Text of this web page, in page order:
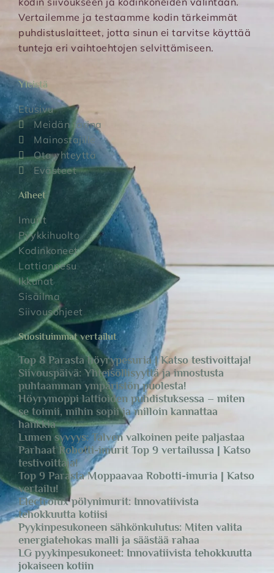
Vertailemme ja testaamme kodin tärkeimmät
puhdistuslaitteet, jotta sinun ei tarvitse käyttää
tunteja eri vaihtoehtojen selvittämiseen.
Yleistä
Etusivu
Meidän tarina
Mainostajille
Ota yhteyttä
Evästeet
Aiheet
Imurit
Pyykkihuolto
Kodinkoneet
Lattianpesu
Ikkunat
Sisäilma
Siivousohjeet
Suosituimmat vertailut
Top 8 Parasta höyrypesuria | Katso testivoittaja!
Siivouspäivä: Yhteisöllisyyttä ja innostusta
puhtaamman ympäristön puolesta!
Höyrymoppi lattioiden puhdistuksessa – miten
se toimii, mihin sopii ja milloin kannattaa
hankkia
Lumen syvyys: Talven valkoinen peite paljastaa
Parhaat Robotti-imurit Top 9 vertailussa | Katso
testivoittaja!
Top 9 Parasta Moppaavaa Robotti-imuria | Katso
vertailu!
Electrolux pölynimurit: Innovatiivista
tehokkuutta kotiisi
Pyykinpesukoneen sähkönkulutus: Miten valita
energiatehokas malli ja säästää rahaa
LG pyykinpesukoneet: Innovatiivista tehokkuutta
jokaiseen kotiin